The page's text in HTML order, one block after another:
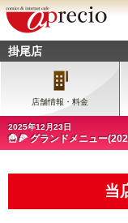
掛尾店
店舗情報・料金
2025年12月23日
🍟🍕 グランドメニュー
当